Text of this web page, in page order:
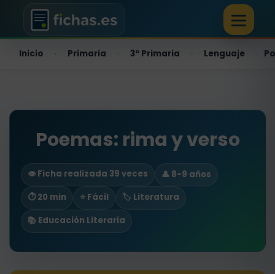
Inicio Primaria 3º Primaria Lenguaje
Poemas: rima y verso
👁️ Ficha realizada 39 veces
👤 8-9 años
⏱ 20 min
⭐ Fácil
🏷️ Literatura
📚 Educación Literaria